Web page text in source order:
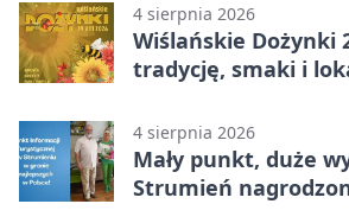
4 sierpnia 2026
Wiślańskie Dożynki
tradycję, smaki i
4 sierpnia 2026
Mały punkt, duże
Strumień